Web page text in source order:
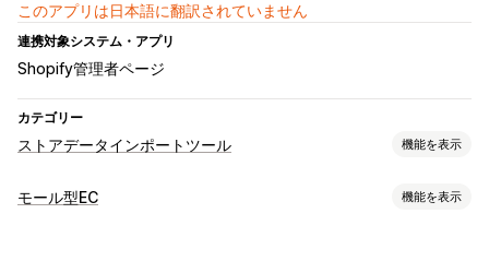
このアプリは日本語に翻訳されていません
連携対象システム・アプリ
Shopify管理者ページ
カテゴリー
ストアデータインポートツール 機能を表示
データ同期
モール型EC 機能を表示